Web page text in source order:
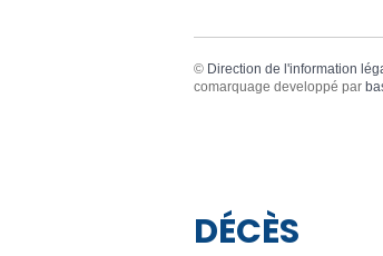
© Direction de l'information
comarquage developpé par
DÉCÈS